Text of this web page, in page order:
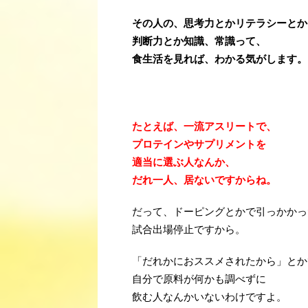
その人の、思考力とかリテラシーとか
判断力とか知識、常識って、
食生活を見れば、わかる気がします。
たとえば、一流アスリートで、
プロテインやサプリメントを
適当に選ぶ人なんか、
だれ一人、居ないですからね。
だって、ドーピングとかで引っかか
試合出場停止ですから。
「だれかにおススメされたから」と
自分で原料が何かも調べずに
飲む人なんかいないわけですよ。